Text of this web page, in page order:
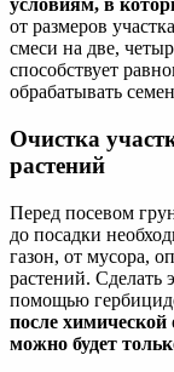
условиям, в
от размеров
смеси на две,
способствует
обрабатывать
Очистка
растений
Перед посевом
до посадки
газон, от мусора,
растений. Сделать
помощью
после
можно будет